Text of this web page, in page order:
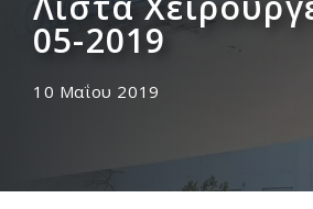
05-2019
10 Μαΐου 2019